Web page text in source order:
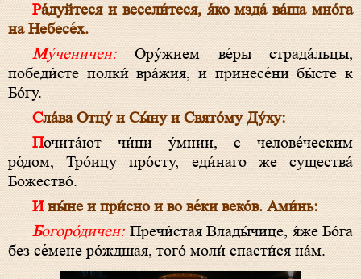
Ра́дуйтеся и весели́теся, я́ко мзда́ ва́ша мно́га
на Небесе́х.
Му́ченичен:Ору́жием ве́ры страда́льцы,
победи́сте полки́ вра́жия, и принесе́ни бы́сте к
Бо́гу.
Сла́ва Отцу́ и Сы́ну и Свято́му Ду́ху:
Почита́ют чи́ни у́мнии, с челове́ческим
ро́дом, Тро́ицу про́сту, еди́наго же существа́
Божество́.
И ны́не и при́сно и во ве́ки веко́в. Ами́нь:
Богоро́дичен:Пречи́стая Влады́чице, я́же Бо́га
без се́мене ро́ждшая, того́ моли́ спасти́ся на́м.